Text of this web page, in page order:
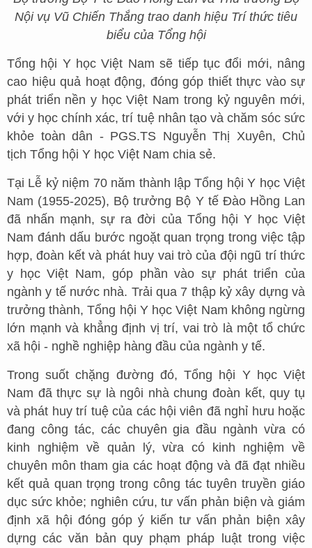
Nội vụ Vũ Chiến Thắng trao danh hiệu Trí thức tiêu
biểu của Tổng hội
Tổng hội Y học Việt Nam sẽ tiếp tục đổi mới, nâng
cao hiệu quả hoạt động, đóng góp thiết thực vào sự
phát triển nền y học Việt Nam trong kỷ nguyên mới,
với y học chính xác, trí tuệ nhân tạo và chăm sóc sức
khỏe toàn dân - PGS.TS Nguyễn Thị Xuyên, Chủ
tịch Tổng hội Y học Việt Nam chia sẻ.
Tại Lễ kỷ niệm 70 năm thành lập Tổng hội Y học Việt
Nam (1955-2025), Bộ trưởng Bộ Y tế Đào Hồng Lan
đã nhấn mạnh, sự ra đời của Tổng hội Y học Việt
Nam đánh dấu bước ngoặt quan trọng trong việc tập
hợp, đoàn kết và phát huy vai trò của đội ngũ trí thức
y học Việt Nam, góp phần vào sự phát triển của
ngành y tế nước nhà. Trải qua 7 thập kỷ xây dựng và
trưởng thành, Tổng hội Y học Việt Nam không ngừng
lớn mạnh và khẳng định vị trí, vai trò là một tổ chức
xã hội - nghề nghiệp hàng đầu của ngành y tế.
Trong suốt chặng đường đó, Tổng hội Y học Việt
Nam đã thực sự là ngôi nhà chung đoàn kết, quy tụ
và phát huy trí tuệ của các hội viên đã nghỉ hưu hoặc
đang công tác, các chuyên gia đầu ngành vừa có
kinh nghiệm về quản lý, vừa có kinh nghiệm về
chuyên môn tham gia các hoạt động và đã đạt nhiều
kết quả quan trọng trong công tác tuyên truyền giáo
dục sức khỏe; nghiên cứu, tư vấn phản biện và giám
định xã hội đóng góp ý kiến tư vấn phản biện xây
dựng các văn bản quy phạm pháp luật trong việc